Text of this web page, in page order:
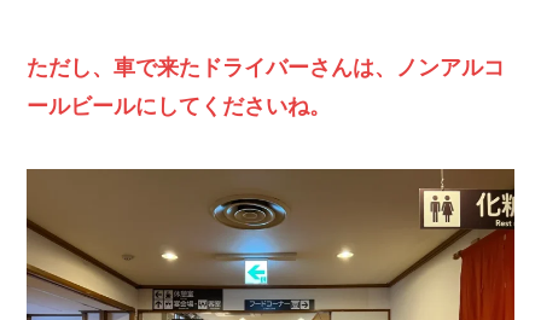
ただし、車で来たドライバーさんは、ノンアルコ
ールビールにしてくださいね。